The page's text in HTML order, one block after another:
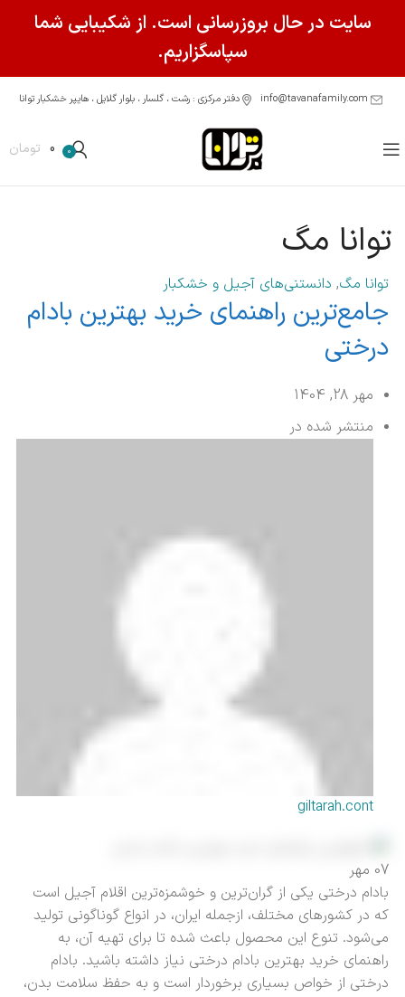
دفتر مرکزی : رشت ، گلسار ، بلوار گلایل ، هایپر خشکبار توانا
0
0 تومان
توانا مگ
توانا مگ, دانستنی‌های آجیل و خشکبار
جامع‌ترین راهنمای خرید بهترین بادام
درختی
مهر 28, 1404
منتشر شده در
giltarah.cont
07 مهر
بادام درختی یکی از گران‌ترین و خوشمزه‌ترین اقلام آجیل است
که در کشورهای مختلف، ازجمله ایران، در انواع گوناگونی تولید
می‌شود. تنوع این محصول باعث شده تا برای تهیه آن، به
راهنمای خرید بهترین بادام درختی نیاز داشته باشید. بادام
درختی از خواص بسیاری برخوردار است و به حفظ سلامت بدن،
سایت در حال بروزرسانی است. از شکیبایی شما
سپاسگزاریم.